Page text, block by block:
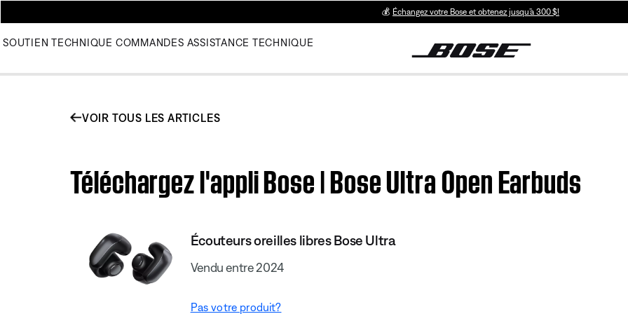
💰 Échangez votre Bose et obtenez jusqu’à 300 $!
SOUTIEN TECHNIQUE COMMANDES ASSISTANCE TECHNIQUE
VOIR TOUS LES ARTICLES
Téléchargez l'appli Bose | Bose Ultra Open Earbuds
Écouteurs oreilles libres Bose Ultra
Vendu entre 2024
Pas votre produit?